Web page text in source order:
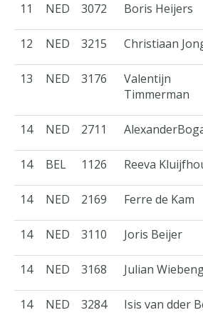
11 NED 3072 Boris Heijers
12 NED 3215 Christiaan
13 NED 3176
Valentijn
Timmerman
14 NED 2711
14 BEL 1126 Reeva
14 NED 2169 Ferre de Kam
14 NED 3110 Joris Beijer
14 NED 3168 Julian
14 NED 3284 Isis van dder